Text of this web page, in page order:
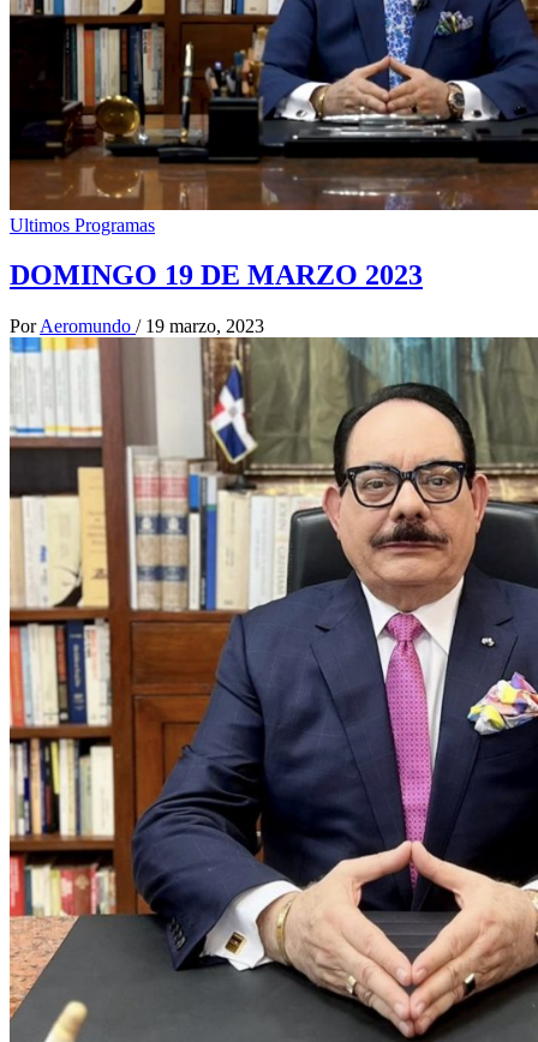
Ultimos Programas
DOMINGO 19 DE MARZO 2023
Por Aeromundo / 19 marzo, 2023